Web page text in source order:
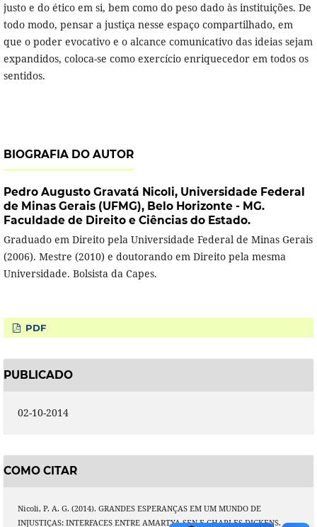
justo e do ético em si, bem como do peso dado às instituições. De
todo modo, pensar a justiça nesse espaço compartilhado, em
que o poder evocativo e o alcance comunicativo das ideias sejam
expandidos, coloca-se como exercício enriquecedor em todos os
sentidos.
BIOGRAFIA DO AUTOR
Pedro Augusto Gravatá Nicoli, Universidade Federal
de Minas Gerais (UFMG), Belo Horizonte - MG.
Faculdade de Direito e Ciências do Estado.
Graduado em Direito pela Universidade Federal de Minas Gerais
(2006). Mestre (2010) e doutorando em Direito pela mesma
Universidade. Bolsista da Capes.
PDF
PUBLICADO
02-10-2014
COMO CITAR
Nicoli, P. A. G. (2014). GRANDES ESPERANÇAS EM UM MUNDO DE
INJUSTIÇAS: INTERFACES ENTRE AMARTYA SEN E CHARLES DICKENS.